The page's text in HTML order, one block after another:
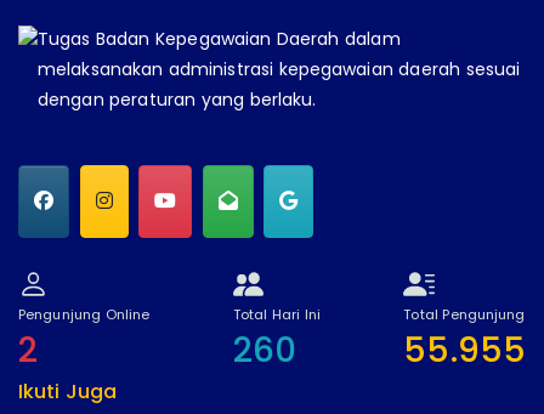
Tugas Badan Kepegawaian Daerah dalam
melaksanakan administrasi kepegawaian daerah sesuai
dengan peraturan yang berlaku.
Pengunjung Online
2
Total Hari Ini
260
Total Pengunjung
55.955
Ikuti Juga